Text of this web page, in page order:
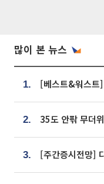
많이 본 뉴스
1.
2.
3.